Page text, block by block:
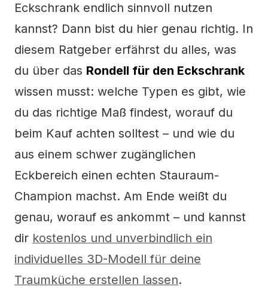
Eckschrank endlich sinnvoll nutzen
kannst? Dann bist du hier genau richtig. In
diesem Ratgeber erfährst du alles, was
du über das Rondell für den Eckschrank
wissen musst: welche Typen es gibt, wie
du das richtige Maß findest, worauf du
beim Kauf achten solltest – und wie du
aus einem schwer zugänglichen
Eckbereich einen echten Stauraum-
Champion machst. Am Ende weißt du
genau, worauf es ankommt – und kannst
dir kostenlos und unverbindlich ein
individuelles 3D-Modell für deine
Traumküche erstellen lassen.